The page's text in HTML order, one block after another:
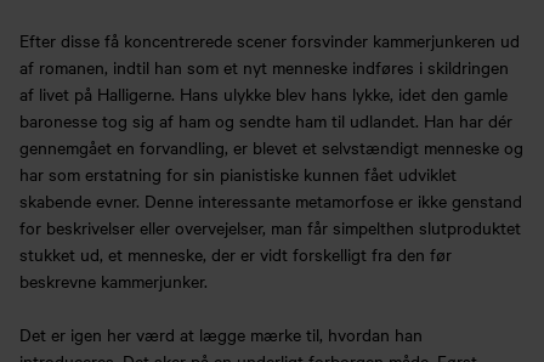
Efter disse få koncentrerede scener forsvinder kammerjunkeren ud
af romanen, indtil han som et nyt menneske indføres i skildringen
af livet på Halligerne. Hans ulykke blev hans lykke, idet den gamle
baronesse tog sig af ham og sendte ham til udlandet. Han har dér
gennemgået en forvandling, er blevet et selvstændigt menneske og
har som erstatning for sin pianistiske kunnen fået udviklet
skabende evner. Denne interessante metamorfose er ikke genstand
for beskrivelser eller overvejelser, man får simpelthen slutproduktet
stukket ud, et menneske, der er vidt forskelligt fra den før
beskrevne kammerjunker.
Det er igen her værd at lægge mærke til, hvordan han